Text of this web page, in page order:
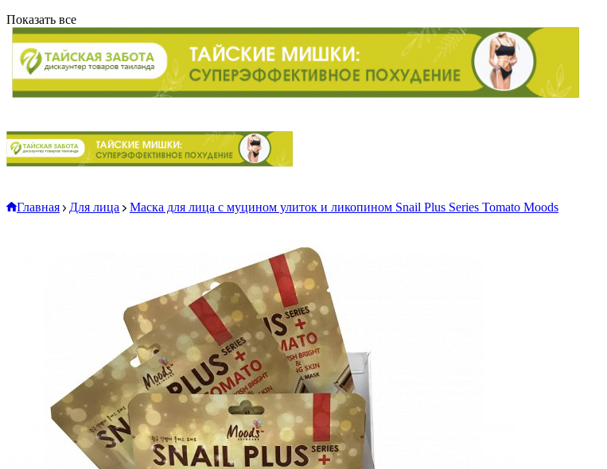
Показать все
Главная Для лица Маска для лица с муцином улиток и ликопином Snail Plus Series Tomato Moods